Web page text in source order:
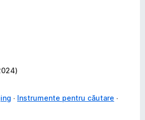
Instrumente pentru căutare